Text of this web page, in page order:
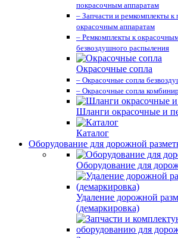
покрасочным аппаратам
– Запчасти и ремкомплекты к
окрасочным аппаратам
– Ремкомплекты к
безвоздушного распыления
Окрасочные сопла
– Окрасочные сопла
– Окрасочные сопла
Шланги окрасочные и
Каталог
Оборудование для дорожной
Оборудование для
Удаление дорожной
(демаркировка)